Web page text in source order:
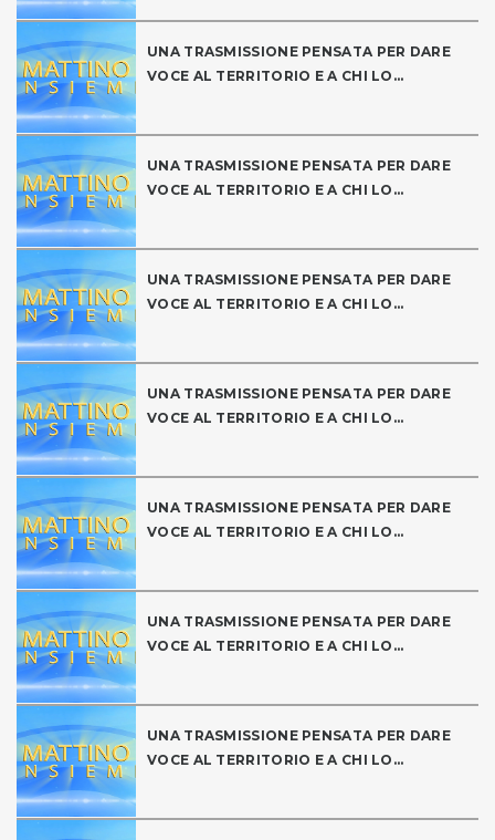
UNA TRASMISSIONE PENSATA PER DARE
VOCE AL TERRITORIO E A CHI LO...
UNA TRASMISSIONE PENSATA PER DARE
VOCE AL TERRITORIO E A CHI LO...
UNA TRASMISSIONE PENSATA PER DARE
VOCE AL TERRITORIO E A CHI LO...
UNA TRASMISSIONE PENSATA PER DARE
VOCE AL TERRITORIO E A CHI LO...
UNA TRASMISSIONE PENSATA PER DARE
VOCE AL TERRITORIO E A CHI LO...
UNA TRASMISSIONE PENSATA PER DARE
VOCE AL TERRITORIO E A CHI LO...
UNA TRASMISSIONE PENSATA PER DARE
VOCE AL TERRITORIO E A CHI LO...